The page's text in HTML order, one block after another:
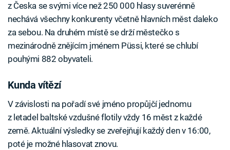
z Česka se svými více než 250 000 hlasy suverénně
nechává všechny konkurenty včetně hlavních měst daleko
za sebou. Na druhém místě se drží městečko s
mezinárodně znějícím jménem Püssi, které se chlubí
pouhými 882 obyvateli.
Kunda vítězí
V závislosti na pořadí své jméno propůjčí jednomu
z letadel baltské vzdušné flotily vždy 16 měst z každé
země. Aktuální výsledky se zveřejňují každý den v 16:00,
poté je možné hlasovat znovu.